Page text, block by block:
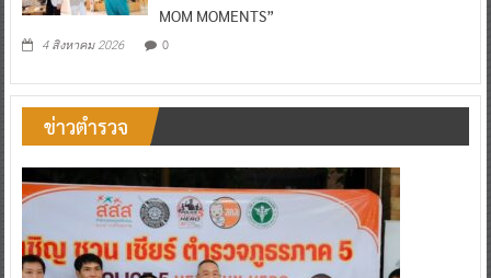
MOM MOMENTS”
4 สิงหาคม 2026 0
ข่าวตำรวจ